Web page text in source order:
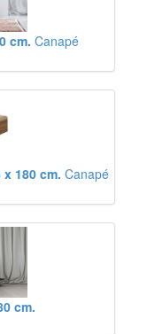
cm. Canapé
x 180 cm. Canapé
cm.